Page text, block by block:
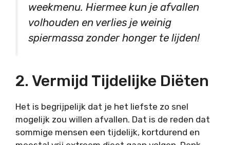
weekmenu. Hiermee kun je afvallen
volhouden en verlies je weinig
spiermassa zonder honger te lijden!
2. Vermijd Tijdelijke Diëten
Het is begrijpelijk dat je het liefste zo snel
mogelijk zou willen afvallen. Dat is de reden dat
sommige mensen een tijdelijk, kortdurend en